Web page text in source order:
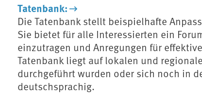
Tatenbank:
Die Tatenbank stellt beispielhafte
Sie bietet für alle Interessierten ein
einzutragen und Anregungen für
Tatenbank liegt auf lokalen und
durchgeführt wurden oder sich noch in
deutschsprachig.